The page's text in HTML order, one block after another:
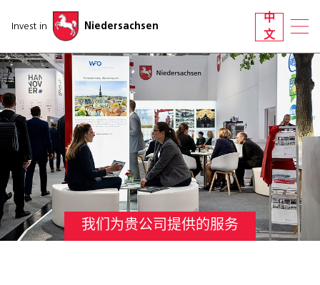
Invest in Niedersachsen
中
文
我们为贵公司提供的服务